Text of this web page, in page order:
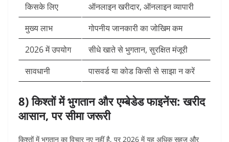
किसके लिए
ऑनलाइन खरीदार, ऑनलाइन व्यापारी
मुख्य लाभ
गोपनीय जानकारी का जोखिम कम
2026 में उपयोग
सीधे खाते से भुगतान, सुरक्षित मंजूरी
सावधानी
पासवर्ड या कोड किसी से साझा न करें
8) किश्तों में भुगतान और एम्बेडेड फाइनेंस: खरीद
आसान, पर सीमा जरूरी
किश्तों में भुगतान का विचार नए नहीं है, पर 2026 में यह अधिक सहज और